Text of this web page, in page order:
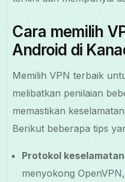
Cara memilih
Android di
Memilih VPN terbaik
melibatkan penilaian
memastikan
Berikut beberapa tips
Protokol keselamatan
menyokong